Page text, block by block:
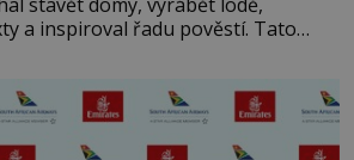
a inspiroval řadu pověstí. Tato
se však podívat